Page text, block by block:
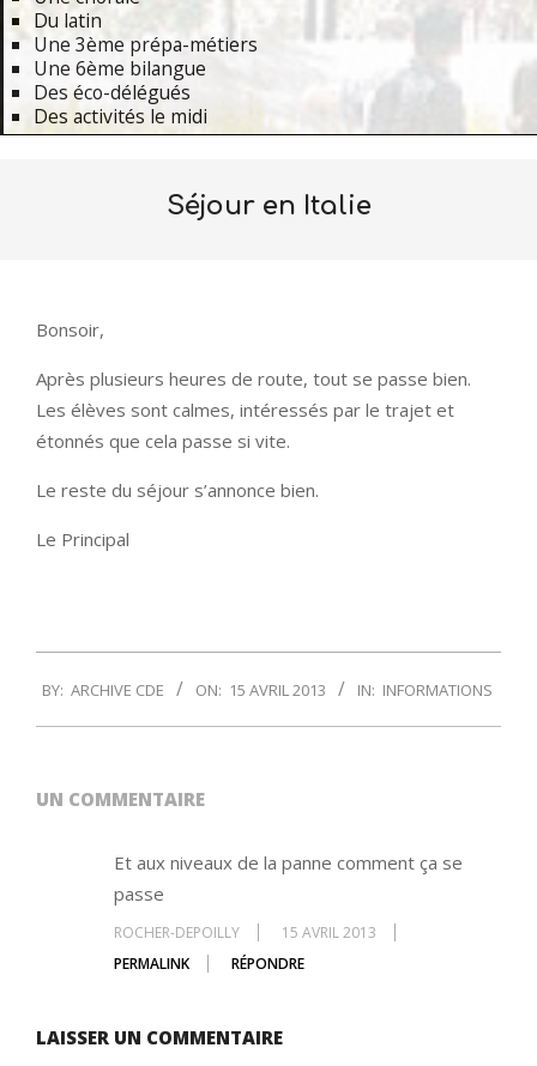
Du latin
Une 3ème prépa-métiers
Une 6ème bilangue
Des éco-délégués
Des activités le midi
Séjour en Italie
Bonsoir,
Après plusieurs heures de route, tout se passe bien.
Les élèves sont calmes, intéressés par le trajet et
étonnés que cela passe si vite.
Le reste du séjour s’annonce bien.
Le Principal
04-
15
BY: ARCHIVE CDE ON: 15 AVRIL 2013 IN: INFORMATIONS
UN COMMENTAIRE
Et aux niveaux de la panne comment ça se
passe
ROCHER-DEPOILLY
15 AVRIL 2013
PERMALINK
RÉPONDRE
LAISSER UN COMMENTAIRE